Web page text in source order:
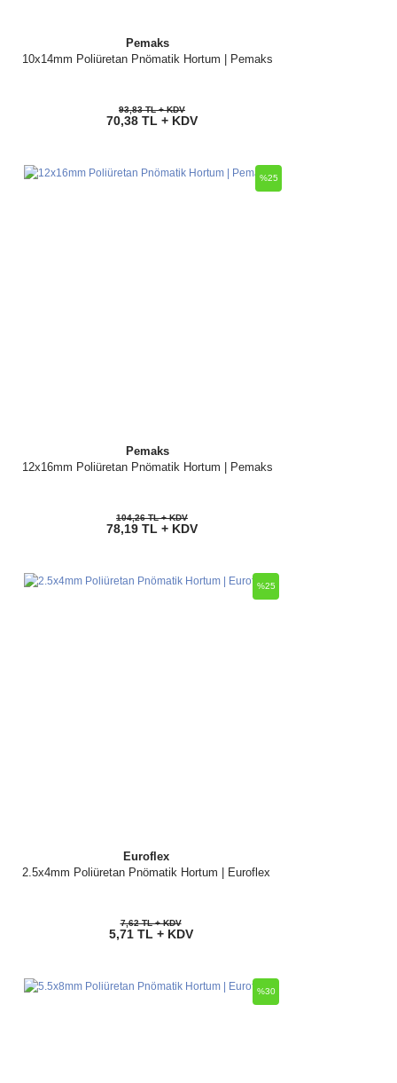
Pemaks
10x14mm Poliüretan Pnömatik Hortum | Pemaks
93,83 TL + KDV
70,38 TL + KDV
Pemaks
12x16mm Poliüretan Pnömatik Hortum | Pemaks
%25
104,26 TL + KDV
78,19 TL + KDV
Euroflex
2.5x4mm Poliüretan Pnömatik Hortum | Euroflex
%25
7,62 TL + KDV
5,71 TL + KDV
%30